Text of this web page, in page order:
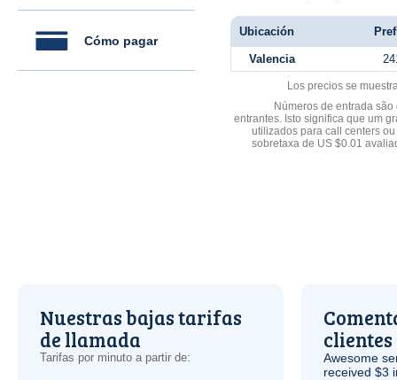
Cómo pagar
Ubicación
Valencia
Los precios se
Números de entrada
entrantes. Isto significa que um
utilizados para call centers
sobretaxa de US $0.01
Nuestras bajas tarifas
de llamada
Tarifas por minuto a partir de:
clientes
Awesome
received $3